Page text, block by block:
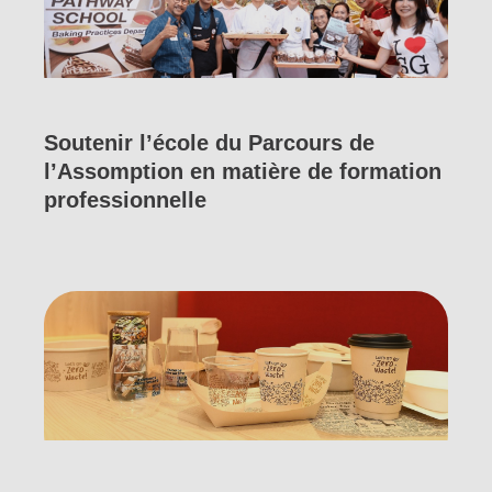
Soutenir l’école du Parcours de
l’Assomption en matière de formation
professionnelle